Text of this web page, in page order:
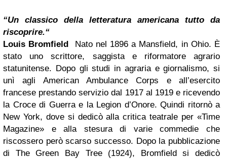
“Un classico della letteratura americana tutto da
riscoprire.“
Louis Bromfield Nato nel 1896 a Mansfield, in Ohio. È
stato uno scrittore, saggista e riformatore agrario
statunitense. Dopo gli studi in agraria e giornalismo, si
unì agli American Ambulance Corps e all’esercito
francese prestando servizio dal 1917 al 1919 e ricevendo
la Croce di Guerra e la Legion d’Onore. Quindi ritornò a
New York, dove si dedicò alla critica teatrale per «Time
Magazine» e alla stesura di varie commedie che
riscossero però scarso successo. Dopo la pubblicazione
di The Green Bay Tree (1924), Bromfield si dedicò